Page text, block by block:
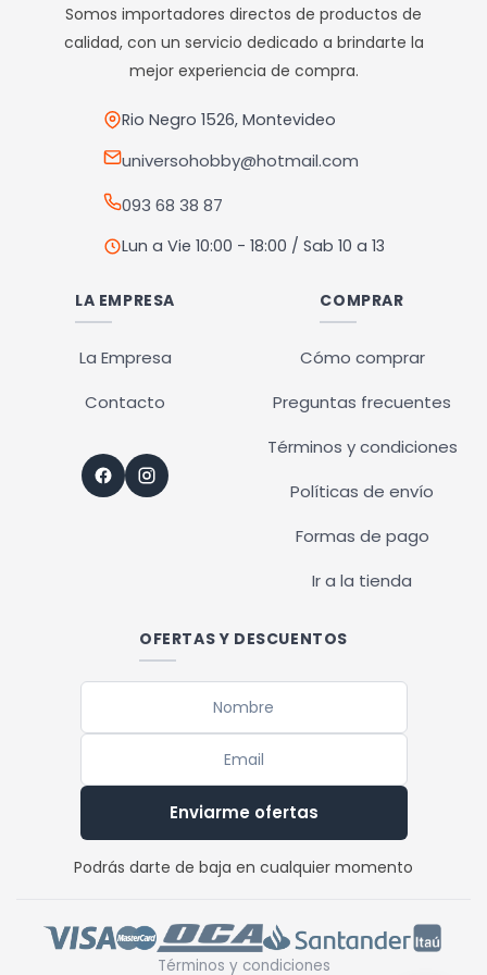
se
pueden
en
la
de
producto
se
pueden
producto
Somos importadores directos de productos de
calidad, con un servicio dedicado a brindarte la
mejor experiencia de compra.
Rio Negro 1526, Montevideo
universohobby@hotmail.com
093 68 38 87
Lun a Vie 10:00 - 18:00 / Sab 10 a 13
LA EMPRESA
La Empresa
Contacto
COMPRAR
Cómo comprar
Preguntas frecuentes
Términos y condiciones
Políticas de envío
Formas de pago
Ir a la tienda
OFERTAS Y DESCUENTOS
Enviarme ofertas
Podrás darte de baja en cualquier momento
Términos y condiciones